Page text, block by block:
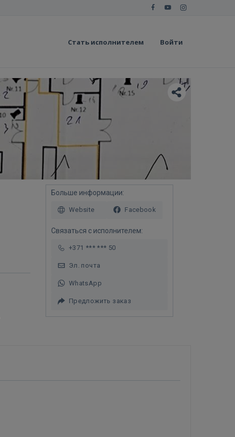
Стать исполнителем Войти
Больше информации:
Website Facebook
Связаться с исполнителем:
+371 *** *** 50
Эл. почта
WhatsApp
Предложить заказ